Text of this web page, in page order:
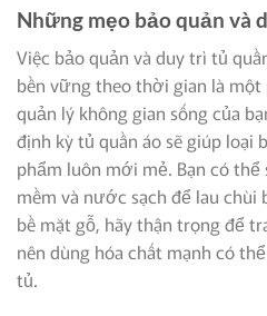
Những mẹo bảo quản và
Việc bảo quản và duy trì tủ
bền vững theo thời gian là
quản lý không gian sống của
định kỳ tủ quần áo sẽ giúp loại
phẩm luôn mới mẻ. Bạn có
mềm và nước sạch để lau
bề mặt gỗ, hãy thận trọng để
nên dùng hóa chất mạnh có
tủ.